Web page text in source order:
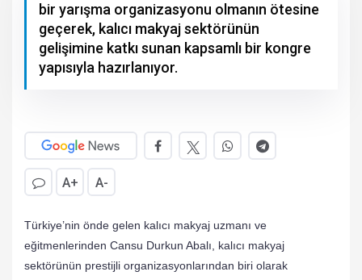
bir yarışma organizasyonu olmanın ötesine
geçerek, kalıcı makyaj sektörünün
gelişimine katkı sunan kapsamlı bir kongre
yapısıyla hazırlanıyor.
A+ A-
Türkiye’nin önde gelen kalıcı makyaj uzmanı ve
eğitmenlerinden Cansu Durkun Abalı, kalıcı makyaj
sektörünün prestijli organizasyonlarından biri olarak